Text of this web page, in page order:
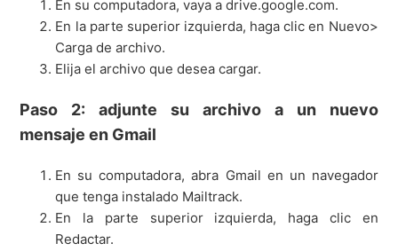
En su computadora, vaya a drive.google.com.
En la parte superior izquierda, haga clic en Nuevo>
Carga de archivo.
Elija el archivo que desea cargar.
Paso 2: adjunte su archivo a un nuevo
mensaje en Gmail
En su computadora, abra Gmail en un navegador
que tenga instalado Mailtrack.
En la parte superior izquierda, haga clic en
Redactar.